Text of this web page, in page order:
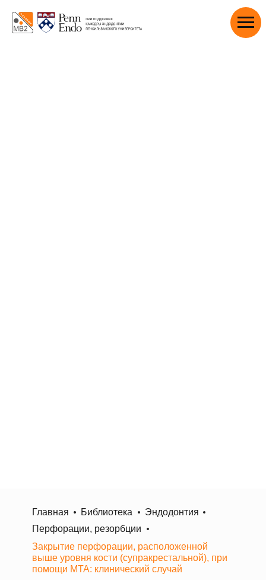
Закрытие перфорации, расположенной
выше уровня кости (супракрестальной), при
помощи МТА: клинический случай
Библиотека
Главная
Перфорации, резорбции
Эндодонтия